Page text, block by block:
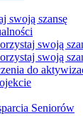
swoją szansę
swoją
swoją
do
Seniorów